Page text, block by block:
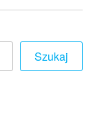
Szukaj